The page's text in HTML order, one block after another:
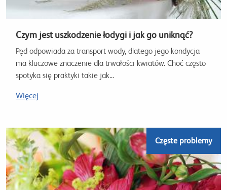
Czym jest uszkodzenie łodygi i jak go uniknąć?
Pęd odpowiada za transport wody, dlatego jego kondycja
ma kluczowe znaczenie dla trwałości kwiatów. Choć często
spotyka się praktyki takie jak...
Więcej
Częste problemy